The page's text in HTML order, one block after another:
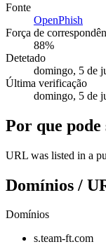
Fonte
OpenPhish
Força de
88%
Detetado
domingo, 5 de
Última verificação
domingo, 5 de
Por que
URL was listed in a
Domínios /
Domínios
s.team-ft.com